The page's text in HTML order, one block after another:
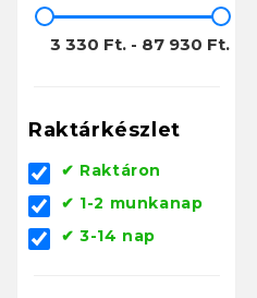
Raktárkészlet
✔ Raktáron
✔ 1-2 munkanap
✔ 3-14 nap